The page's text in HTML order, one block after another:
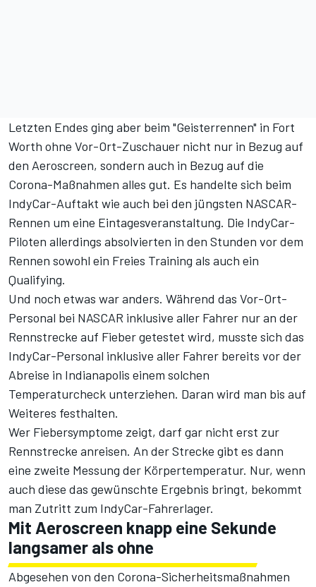
Letzten Endes ging aber beim "Geisterrennen" in Fort
Worth ohne Vor-Ort-Zuschauer nicht nur in Bezug auf
den Aeroscreen, sondern auch in Bezug auf die
Corona-Maßnahmen alles gut. Es handelte sich beim
IndyCar-Auftakt wie auch bei den jüngsten NASCAR-
Rennen um eine Eintagesveranstaltung. Die IndyCar-
Piloten allerdings absolvierten in den Stunden vor dem
Rennen sowohl ein Freies Training als auch ein
Qualifying.
Und noch etwas war anders. Während das Vor-Ort-
Personal bei NASCAR inklusive aller Fahrer nur an der
Rennstrecke auf Fieber getestet wird, musste sich das
IndyCar-Personal inklusive aller Fahrer bereits vor der
Abreise in Indianapolis einem solchen
Temperaturcheck unterziehen. Daran wird man bis auf
Weiteres festhalten.
Wer Fiebersymptome zeigt, darf gar nicht erst zur
Rennstrecke anreisen. An der Strecke gibt es dann
eine zweite Messung der Körpertemperatur. Nur, wenn
auch diese das gewünschte Ergebnis bringt, bekommt
man Zutritt zum IndyCar-Fahrerlager.
Mit Aeroscreen knapp eine Sekunde
langsamer als ohne
Abgesehen von den Corona-Sicherheitsmaßnahmen